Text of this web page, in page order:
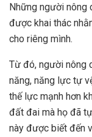
Những người nông
được khai thác
cho riêng mình.
Từ đó, người nông
năng, năng lực tự
thế lực mạnh hơn
đất đai mà họ đã
này được biết đến